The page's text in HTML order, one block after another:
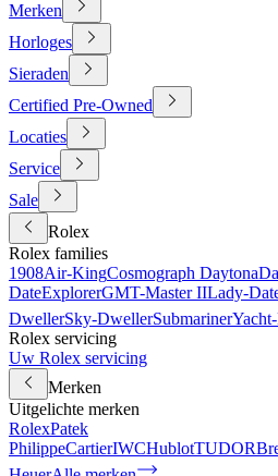
Merken
Horloges
Sieraden
Certified Pre-Owned
Locaties
Service
Sale
Rolex
Rolex families
1908Air-KingCosmograph Daytona
DateExplorerGMT-Master IILady-
DwellerSky-DwellerSubmariner
Rolex servicing
Uw Rolex servicing
Merken
Uitgelichte merken
RolexPatek
PhilippeCartierIWCHublotTUDOR